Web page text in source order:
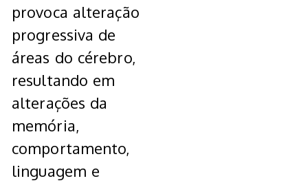
provoca alteração
progressiva de
áreas do cérebro,
resultando em
alterações da
memória,
comportamento,
linguagem e